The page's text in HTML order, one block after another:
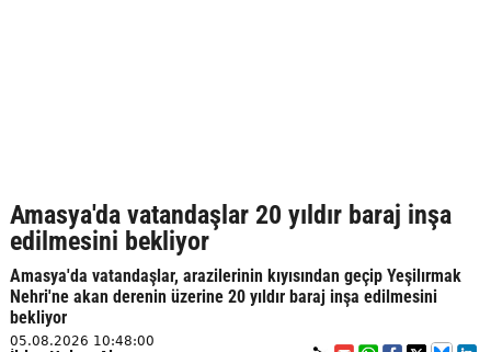
Amasya'da vatandaşlar 20 yıldır baraj inşa
edilmesini bekliyor
Amasya'da vatandaşlar, arazilerinin kıyısından geçip Yeşilırmak
Nehri'ne akan derenin üzerine 20 yıldır baraj inşa edilmesini
bekliyor
05.08.2026 10:48:00